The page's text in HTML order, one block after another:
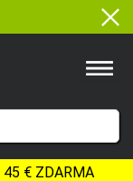
€ ZDARMA